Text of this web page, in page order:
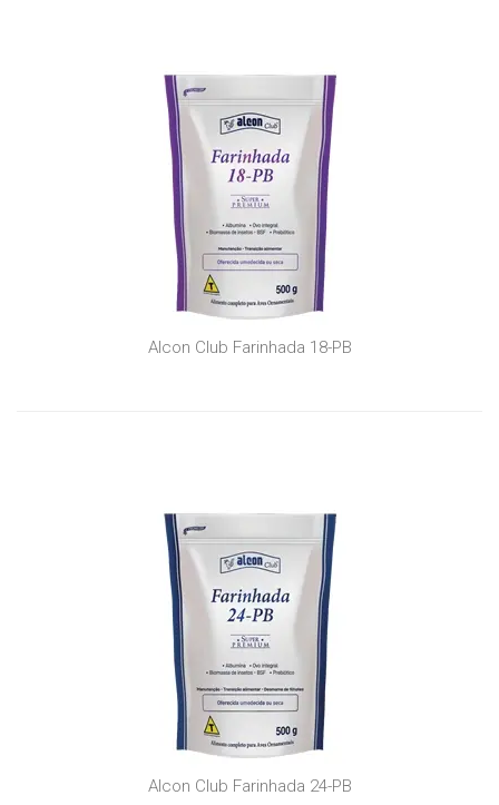
Alcon Club Farinhada 18-PB
Alcon Club Farinhada 24-PB